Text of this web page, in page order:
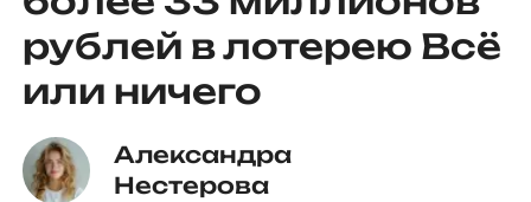
рублей в лотерею Всё
или ничего
Александра
Нестерова